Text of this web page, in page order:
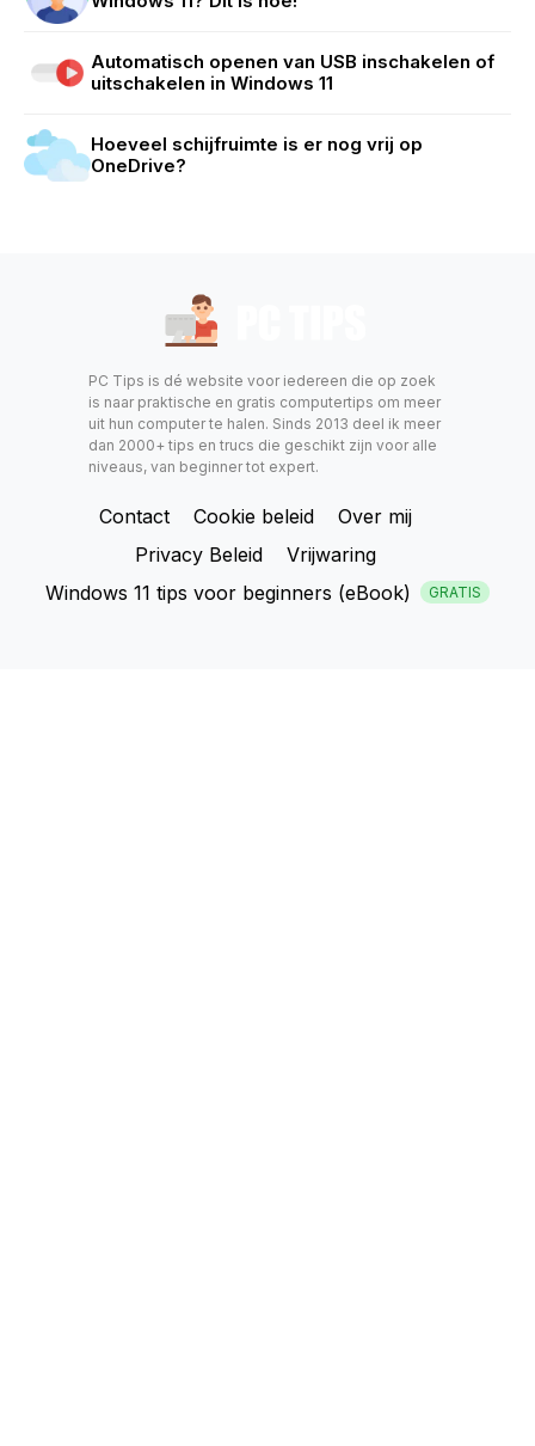
Automatisch openen van USB inschakelen of
uitschakelen in Windows 11
Hoeveel schijfruimte is er nog vrij op
OneDrive?
PC Tips is dé website voor iedereen die op zoek
is naar praktische en gratis computertips om meer
uit hun computer te halen. Sinds 2013 deel ik meer
dan 2000+ tips en trucs die geschikt zijn voor alle
niveaus, van beginner tot expert.
Contact Cookie beleid
Over mij
Privacy Beleid
Vrijwaring
Windows 11 tips voor beginners (eBook)
GRATIS